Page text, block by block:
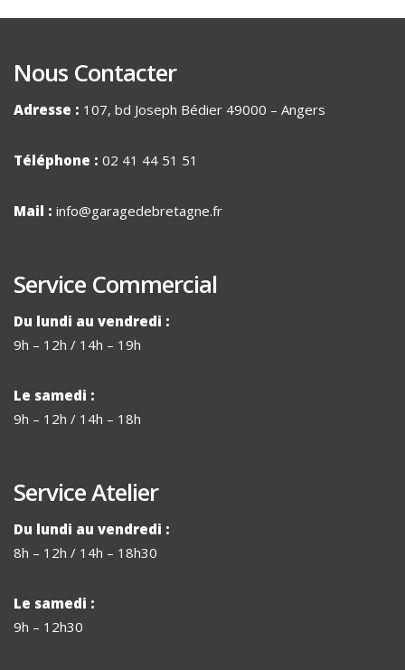
Nous Contacter
Adresse : 107, bd Joseph Bédier 49000 – Angers
Téléphone : 02 41 44 51 51
Mail : info@garagedebretagne.fr
Service Commercial
Du lundi au vendredi :
9h – 12h / 14h – 19h
Le samedi :
9h – 12h / 14h – 18h
Service Atelier
Du lundi au vendredi :
8h – 12h / 14h – 18h30
Le samedi :
9h – 12h30